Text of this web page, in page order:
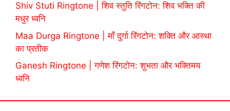
Shiv Stuti Ringtone | शिव स्तुति रिंगटोन: शिव भक्ति की
मधुर ध्वनि
Maa Durga Ringtone | माँ दुर्गा रिंगटोन: शक्ति और आस्था
का प्रतीक
Ganesh Ringtone | गणेश रिंगटोन: शुभता और भक्तिमय
ध्वनि